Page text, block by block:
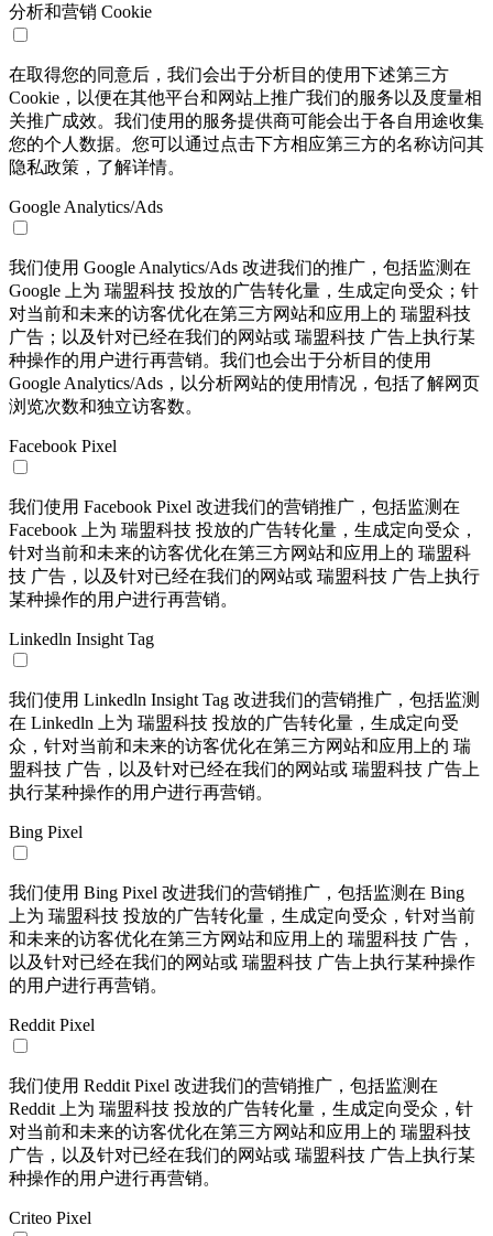
分析和营销 Cookie
在取得您的同意后，我们会出于分析目的使用下述第三方
Cookie，以便在其他平台和网站上推广我们的服务以及度量相
关推广成效。我们使用的服务提供商可能会出于各自用途收集
您的个人数据。您可以通过点击下方相应第三方的名称访问其
隐私政策，了解详情。
Google Analytics/Ads
我们使用 Google Analytics/Ads 改进我们的推广，包括监测在
Google 上为 瑞盟科技 投放的广告转化量，生成定向受众；针
对当前和未来的访客优化在第三方网站和应用上的 瑞盟科技
广告；以及针对已经在我们的网站或 瑞盟科技 广告上执行某
种操作的用户进行再营销。我们也会出于分析目的使用
Google Analytics/Ads，以分析网站的使用情况，包括了解网页
浏览次数和独立访客数。
Facebook Pixel
我们使用 Facebook Pixel 改进我们的营销推广，包括监测在
Facebook 上为 瑞盟科技 投放的广告转化量，生成定向受众，
针对当前和未来的访客优化在第三方网站和应用上的 瑞盟科
技 广告，以及针对已经在我们的网站或 瑞盟科技 广告上执行
某种操作的用户进行再营销。
Linkedln Insight Tag
我们使用 Linkedln Insight Tag 改进我们的营销推广，包括监测
在 Linkedln 上为 瑞盟科技 投放的广告转化量，生成定向受
众，针对当前和未来的访客优化在第三方网站和应用上的 瑞
盟科技 广告，以及针对已经在我们的网站或 瑞盟科技 广告上
执行某种操作的用户进行再营销。
Bing Pixel
我们使用 Bing Pixel 改进我们的营销推广，包括监测在 Bing
上为 瑞盟科技 投放的广告转化量，生成定向受众，针对当前
和未来的访客优化在第三方网站和应用上的 瑞盟科技 广告，
以及针对已经在我们的网站或 瑞盟科技 广告上执行某种操作
的用户进行再营销。
Reddit Pixel
我们使用 Reddit Pixel 改进我们的营销推广，包括监测在
Reddit 上为 瑞盟科技 投放的广告转化量，生成定向受众，针
对当前和未来的访客优化在第三方网站和应用上的 瑞盟科技
广告，以及针对已经在我们的网站或 瑞盟科技 广告上执行某
种操作的用户进行再营销。
Criteo Pixel